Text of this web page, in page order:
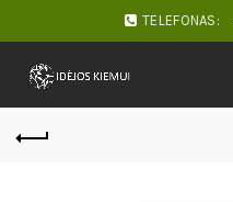
TELEFONAS: